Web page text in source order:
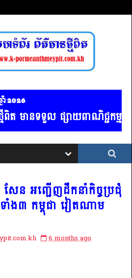
ាំ 2026
មីពិត មានទទួល ផ្សាយពាណិជ្ជក
ែន អញ្ជើញដឹកនាំកិច្ចប្រជុំ
ង៣ កម្ពុជា វៀតណាម
6 months ago